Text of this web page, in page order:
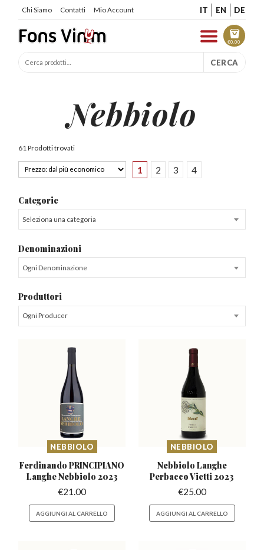
Chi Siamo Contatti Mio Account IT EN DE
€0.00
CERCA
Nebbiolo
61 Prodotti trovati
1 2 3 4
Categorie
Seleziona una categoria
Denominazioni
Ogni Denominazione
Produttori
Ogni Producer
NEBBIOLO
Ferdinando PRINCIPIANO
Langhe Nebbiolo 2023
€21.00
AGGIUNGI AL CARRELLO
NEBBIOLO
Nebbiolo Langhe
PerbaccoVietti 2023
€25.00
AGGIUNGI AL CARRELLO